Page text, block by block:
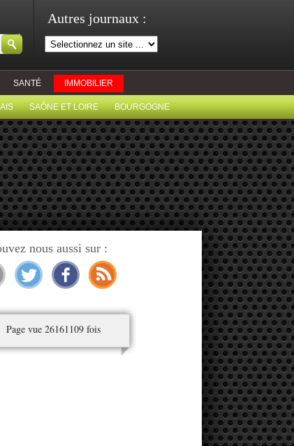
Autres journaux :
SANTÉ IMMOBILIER
SAÔNE ET LOIRE BOURGOGNE
nous aussi sur :
Page vue 26161109 fois